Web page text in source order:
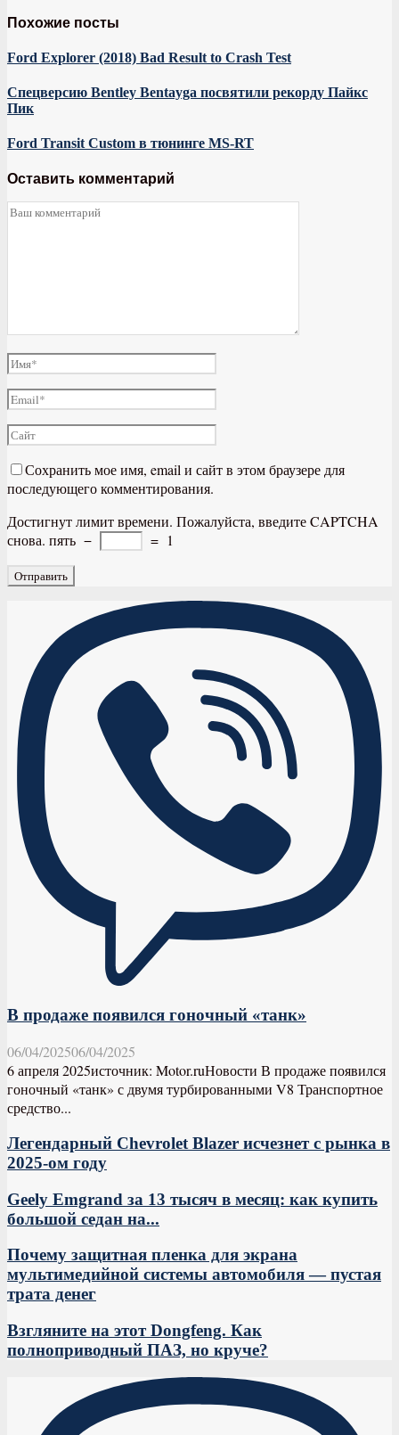
Похожие посты
Ford Explorer (2018) Bad Result to Crash Test
Спецверсию Bentley Bentayga посвятили рекорду Пайкс
Пик
Ford Transit Custom в тюнинге MS-RT
Оставить комментарий
Сохранить мое имя, email и сайт в этом браузере для
последующего комментирования.
Достигнут лимит времени. Пожалуйста, введите CAPTCHA
снова. пять − = 1
В продаже появился гоночный «танк»
06/04/202506/04/2025
6 апреля 2025источник: Motor.ruНовости В продаже появился
гоночный «танк» с двумя турбированными V8 Транспортное
средство...
Легендарный Chevrolet Blazer исчезнет с рынка в
2025-ом году
Geely Emgrand за 13 тысяч в месяц: как купить
большой седан на...
Почему защитная пленка для экрана
мультимедийной системы автомобиля — пустая
трата денег
Взгляните на этот Dongfeng. Как
полноприводный ПАЗ, но круче?